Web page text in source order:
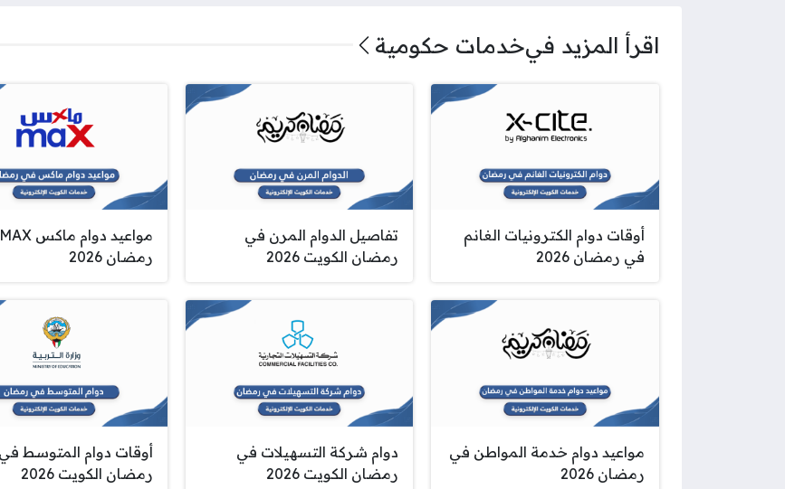
اقرأ المزيد فيخدمات حكومية
أوقات دوام الكترونيات الغانم
في رمضان 2026
تفاصيل الدوام المرن في
رمضان الكويت 2026
رمضان 2026
مواعيد دوام خدمة المواطن في
رمضان 2026
دوام شركة التسهيلات في
رمضان الكويت 2026
أوقات دوام المتوسط في
رمضان الكويت 2026